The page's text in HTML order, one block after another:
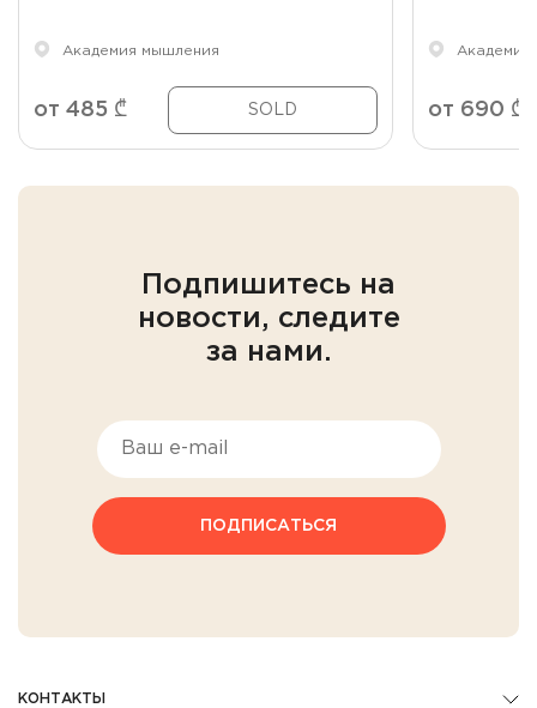
Академия мышления
от 485 ₾ SOLD
Академия
от 690 ₾
Подпишитесь на
новости, следите
за нами.
ПОДПИСАТЬСЯ
КОНТАКТЫ